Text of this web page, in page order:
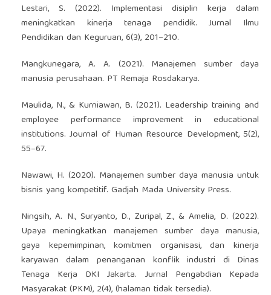
Lestari, S. (2022). Implementasi disiplin kerja dalam
meningkatkan kinerja tenaga pendidik. Jurnal Ilmu
Pendidikan dan Keguruan, 6(3), 201–210.
Mangkunegara, A. A. (2021). Manajemen sumber daya
manusia perusahaan. PT Remaja Rosdakarya.
Maulida, N., & Kurniawan, B. (2021). Leadership training and
employee performance improvement in educational
institutions. Journal of Human Resource Development, 5(2),
55–67.
Nawawi, H. (2020). Manajemen sumber daya manusia untuk
bisnis yang kompetitif. Gadjah Mada University Press.
Ningsih, A. N., Suryanto, D., Zuripal, Z., & Amelia, D. (2022).
Upaya meningkatkan manajemen sumber daya manusia,
gaya kepemimpinan, komitmen organisasi, dan kinerja
karyawan dalam penanganan konflik industri di Dinas
Tenaga Kerja DKI Jakarta. Jurnal Pengabdian Kepada
Masyarakat (PKM), 2(4), (halaman tidak tersedia).